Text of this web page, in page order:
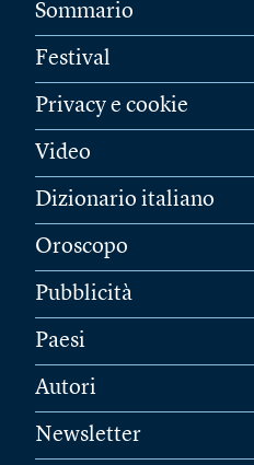
Sommario
Festival
Privacy e cookie
Video
Dizionario italiano
Oroscopo
Pubblicità
Paesi
Autori
Newsletter